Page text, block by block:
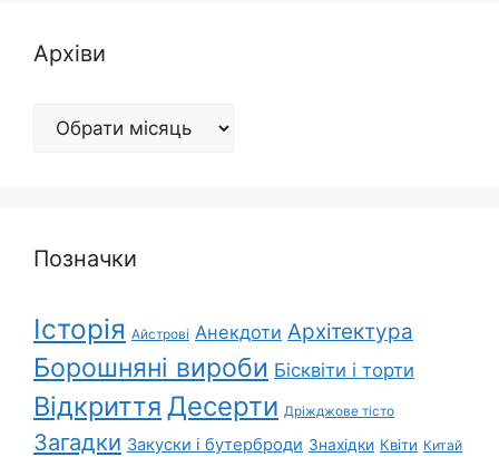
Архіви
Архіви
Позначки
Історія Айстрові Анекдоти Архітектура
Борошняні вироби Бісквіти і торти
Відкриття Десерти Дріжджове тісто
Загадки Закуски і бутерброди Знахідки Квіти Китай